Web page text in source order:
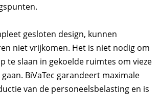
gesloten design, kunnen
niet vrijkomen. Het is niet nodig om
te slaan in gekoelde ruimtes om vieze
BiVaTec garandeert maximale
van de personeelsbelasting en is